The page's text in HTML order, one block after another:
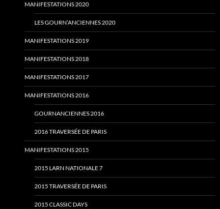
MANIFESTATIONS 2020
LES GOURN’ANCIENNES 2020
MANIFESTATIONS 2019
MANIFESTATIONS 2018
MANIFESTATIONS 2017
MANIFESTATIONS 2016
GOURNANCIENNES 2016
2016 TRAVERSÉE DE PARIS
MANIFESTATIONS 2015
2015 LARN NATIONALE 7
2015 TRAVERSÉE DE PARIS
2015 CLASSIC DAYS